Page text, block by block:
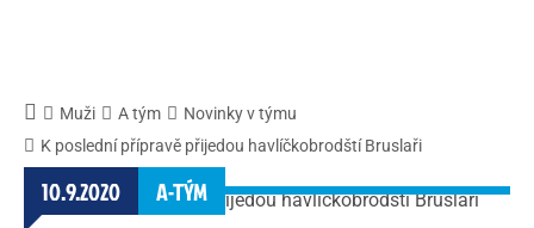
Muži A tým
Novinky v týmu
K poslední přípravě přijedou havlíčkobrodští Bruslaři
10.9.2020 A-TÝM